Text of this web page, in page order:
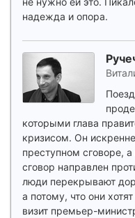
надежда и опора.
которыми глава
кризисом. Он
преступном сговоре,
сговор направлен
люди перекрывают
а потому, что они
визит премьер-